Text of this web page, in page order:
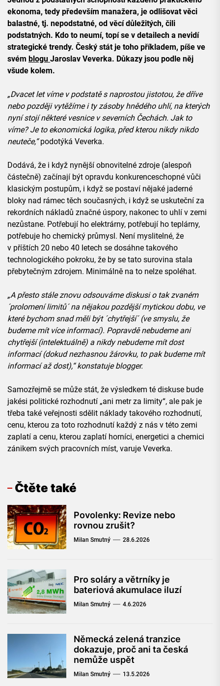
ekonoma, tedy především manažera, je odlišovat věci
balastné, tj. nepodstatné, od věcí důležitých, čili
podstatných. Kdo to neumí, topí se v detailech a nevidí
strategické trendy. Český stát je toho příkladem, píše ve
svém blogu Jaroslav Veverka. Důkazy jsou podle něj
všude kolem.
„Dvacet let víme v podstatě s naprostou jistotou, že dříve
nebo později vytěžíme i ty zásoby hnědého uhlí, na kterých
nyní stojí některé vesnice v severních Čechách. Jak to
víme? Je to ekonomická logika, před kterou nikdy nikdo
neuteče,“podotýká Veverka.
Dodává, že i když nynější obnovitelné zdroje (alespoň
částečně) začínají být opravdu konkurenceschopné vůči
klasickým postupům, i když se postaví nějaké jaderné
bloky nad rámec těch současných, i když se uskuteční za
rekordních nákladů značné úspory, nakonec to uhlí v zemi
nezůstane. Potřebují ho elektrárny, potřebují ho teplárny,
potřebuje ho chemický průmysl. Není myslitelné, že
v příštích 20 nebo 40 letech se dosáhne takového
technologického pokroku, že by se tato surovina stala
přebytečným zdrojem. Minimálně na to nelze spoléhat.
„A přesto stále znovu odsouváme diskusi o tak zvaném
´prolomení limitů´ na nějakou pozdější mytickou dobu, ve
které bychom snad měli být ´chytřejší´ (ve smyslu, že
budeme mít více informací). Popravdě nebudeme ani
chytřejší (intelektuálně) a nikdy nebudeme mít dost
informací (dokud nezhasnou žárovku, to pak budeme mít
informací až dost),“ konstatuje blogger.
Samozřejmě se může stát, že výsledkem té diskuse bude
jakési politické rozhodnutí „ani metr za limity“, ale pak je
třeba také veřejnosti sdělit náklady takového rozhodnutí,
cenu, kterou za toto rozhodnutí každý z nás v této zemi
zaplatí a cenu, kterou zaplatí horníci, energetici a chemici
zánikem svých pracovních míst, varuje Veverka.
Čtěte také
Povolenky: Revize nebo
rovnou zrušit?
Milan Smutný 28.6.2026
Pro soláry a větrníky je
bateriová akumulace iluzí
Milan Smutný 4.6.2026
Německá zelená tranzice
dokazuje, proč ani ta česká
nemůže uspět
Milan Smutný 13.5.2026